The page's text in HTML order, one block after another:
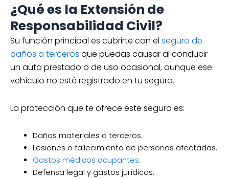
¿Qué es la Extensión de
Responsabilidad Civil?
Su función principal es cubrirte con el seguro de
daños a terceros que puedas causar al conducir
un auto prestado o de uso ocasional, aunque ese
vehículo no esté registrado en tu seguro.
La protección que te ofrece este seguro es:
Daños materiales a terceros.
Lesiones o fallecimiento de personas afectadas.
Gastos médicos ocupantes.
Defensa legal y gastos jurídicos.